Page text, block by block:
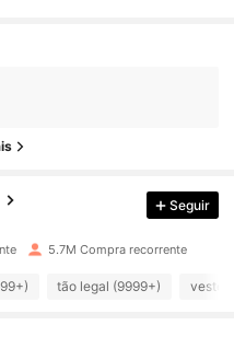
Seguir
5.7M Compra recorrente
tão legal (9999+) veste